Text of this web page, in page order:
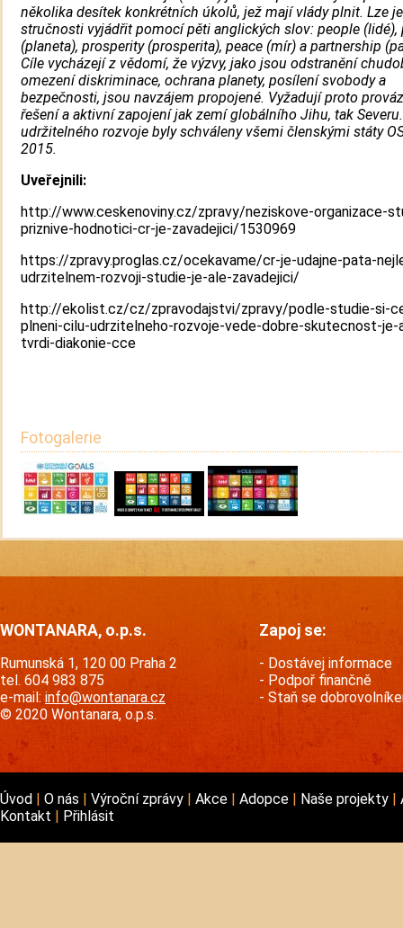
několika desítek konkrétních úkolů, jež mají vlády plnit. Lze
stručnosti vyjádřit pomocí pěti anglických slov: people (lidé),
(planeta), prosperity (prosperita), peace (mír) a partnership
Cíle vycházejí z vědomí, že výzvy, jako jsou odstranění
omezení diskriminace, ochrana planety, posílení svobody a
bezpečnosti, jsou navzájem propojené. Vyžadují proto
řešení a aktivní zapojení jak zemí globálního Jihu, tak
udržitelného rozvoje byly schváleny všemi členskými státy
2015.
Uveřejnili:
http://www.ceskenoviny.cz/zpravy/neziskove-organizace-
priznive-hodnotici-cr-je-zavadejici/1530969
https://zpravy.proglas.cz/ocekavame/cr-je-udajne-pata-
udrzitelnem-rozvoji-studie-je-ale-zavadejici/
http://ekolist.cz/cz/zpravodajstvi/zpravy/podle-studie-si-
plneni-cilu-udrzitelneho-rozvoje-vede-dobre-skutecnost-je-
tvrdi-diakonie-cce
Fotogalerie
WONTANARA, o.p.s.
Rumunská 1, 120 00 Praha 2
tel. 604 983 875
e-mail: info@wontanara.cz
© 2020 Wontanara, o.p.s.
Zapoj se:
Dostávej informace
Podpoř finančně
Staň se
Úvod O nás Výroční zprávy Akce Adopce Naše projekty
Kontakt
Přihlásit